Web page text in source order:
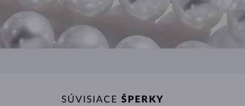
SÚVISIACE ŠPERKY